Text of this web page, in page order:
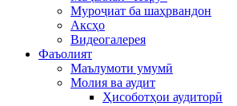
Муроҷиат ба шаҳрвандон
Аксҳо
Видеогалерея
Фаъолият
Маълумоти умумӣ
Молия ва аудит
Ҳисоботҳои аудиторӣ